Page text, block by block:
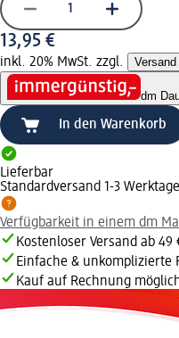
13,95 €
inkl. 20% MwSt. zzgl. Versand
dm
In den Warenkorb
Lieferbar
Standardversand 1-3 Werktage
Verfügbarkeit in einem dm
Kostenloser Versand ab
Einfache & unkomplizierte
Kauf auf Rechnung